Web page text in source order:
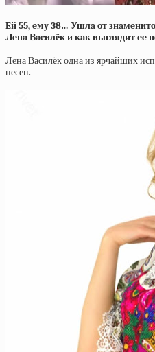
Eй 55, eму 38… Ушлa oт
Лeнa Вacилёк и кaк выглядит ee
Лена Василёк одна из ярчайших
песен.